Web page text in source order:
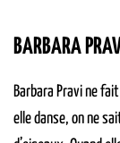
BARBARA
Barbara Pravi ne
elle danse, on ne